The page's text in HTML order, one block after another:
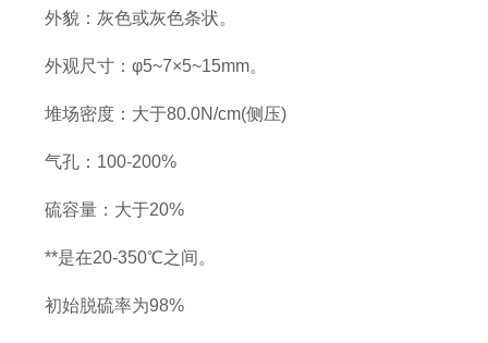
外貌：灰色或灰色条状。
外观尺寸：φ5~7×5~15mm。
堆场密度：大于80.0N/cm(侧压)
气孔：100-200%
硫容量：大于20%
**是在20-350℃之间。
初始脱硫率为98%